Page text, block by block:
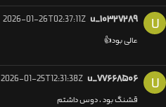
U u_۱۰۳۲۷۲۸۹ 2026-01-26T02:37:11Z
عالی بود👍
U u_۷۷۶۶۸۵۰۶ 2026-01-25T12:31:38Z
قشنگ بود ، دوس داشتم